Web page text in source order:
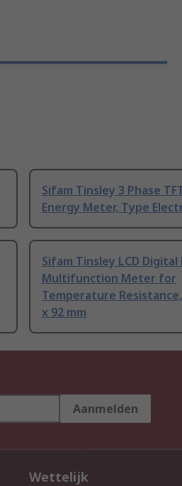
Sifam Tinsley 3 Phase
Energy Meter, Type
Sifam Tinsley LCD Digital
Multifunction Meter for
Temperature
x 92 mm
Aanmelden
Wettelijk